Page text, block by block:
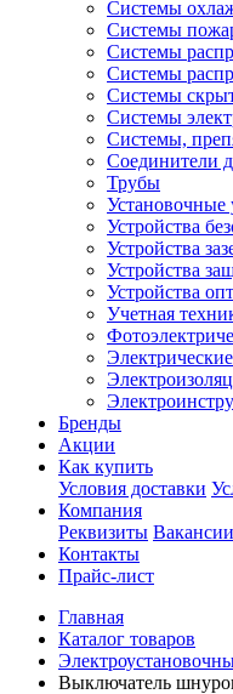
Системы
Системы
Системы
Системы
Системы
Системы
Системы,
Соединители
Трубы
Установочные
Устройства
Устройства
Устройства
Устройства
Учетная
Бренды
Акции
Как купить
Условия доставки
Компания
Реквизиты Вакансии
Контакты
Прайс-лист
Главная
Каталог товаров
Выключатель